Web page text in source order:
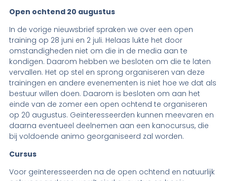
Open ochtend 20 augustus
In de vorige nieuwsbrief spraken we over een open
training op 28 juni en 2 juli. Helaas lukte het door
omstandigheden niet om die in de media aan te
kondigen. Daarom hebben we besloten om die te laten
vervallen. Het op stel en sprong organiseren van deze
trainingen en andere evenementen is niet hoe we dat als
bestuur willen doen. Daarom is besloten om aan het
einde van de zomer een open ochtend te organiseren
op 20 augustus. Geïnteresseerden kunnen meevaren en
daarna eventueel deelnemen aan een kanocursus, die
bij voldoende animo georganiseerd zal worden.
Cursus
Voor geïnteresseerden na de open ochtend en natuurlijk